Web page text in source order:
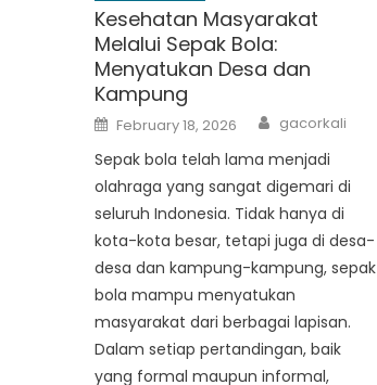
Kesehatan Masyarakat
Melalui Sepak Bola:
Menyatukan Desa dan
Kampung
Posted
on
February 18, 2026 Author
gacorkali
Sepak bola telah lama menjadi
olahraga yang sangat digemari di
seluruh Indonesia. Tidak hanya di
kota-kota besar, tetapi juga di desa-
desa dan kampung-kampung, sepak
bola mampu menyatukan
masyarakat dari berbagai lapisan.
Dalam setiap pertandingan, baik
yang formal maupun informal,